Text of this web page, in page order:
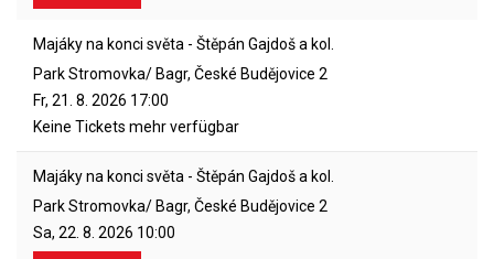
Majáky na konci světa - Štěpán Gajdoš a kol.
Park Stromovka/ Bagr, České Budějovice 2
Fr, 21. 8. 2026 17:00
Keine Tickets mehr verfügbar
Majáky na konci světa - Štěpán Gajdoš a kol.
Park Stromovka/ Bagr, České Budějovice 2
Sa, 22. 8. 2026 10:00